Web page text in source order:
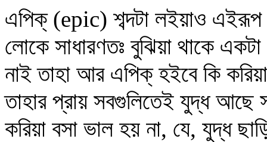
এপিক্‌ (epic) শব্দটা লইয়াও
লোকে সাধারণতঃ বুঝিয়া থাকে একটা
নাই তাহা আর এপিক্‌ হইবে কি
তাহার প্রায় সবগুলিতেই যুদ্ধ আছে
করিয়া বসা ভাল হয় না, যে, যুদ্ধ